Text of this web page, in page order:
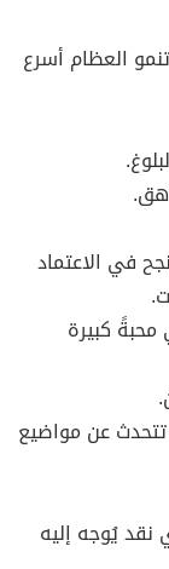
العظام أسرع
في الاعتماد
محبةً كبيرة
تتحدث عن مواضيع
نقد يُوجه إليه